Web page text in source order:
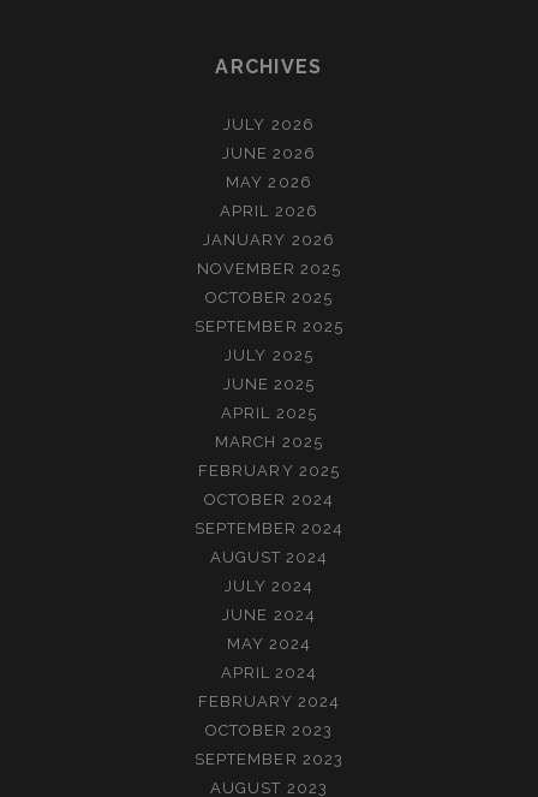
ARCHIVES
JULY 2026
JUNE 2026
MAY 2026
APRIL 2026
JANUARY 2026
NOVEMBER 2025
OCTOBER 2025
SEPTEMBER 2025
JULY 2025
JUNE 2025
APRIL 2025
MARCH 2025
FEBRUARY 2025
OCTOBER 2024
SEPTEMBER 2024
AUGUST 2024
JULY 2024
JUNE 2024
MAY 2024
APRIL 2024
FEBRUARY 2024
OCTOBER 2023
SEPTEMBER 2023
AUGUST 2023